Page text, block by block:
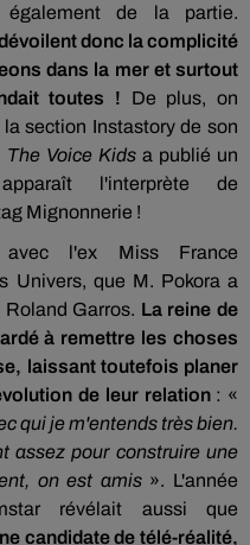
également de la partie.
donc la complicité
dans la mer et surtout
toutes ! De plus, on
section Instastoryde son
The Voice Kidsa publié un
l'interprète de
Mignonnerie !
l'ex Miss France
Univers, que M. Pokora a
Roland Garros. La reine de
à remettre les choses
laissant toutefois planer
de leur relation: «
qui je m'entends très bien.
assez pour construire une
on est amis». L'année
révélait aussi que
candidate de télé-réalité,